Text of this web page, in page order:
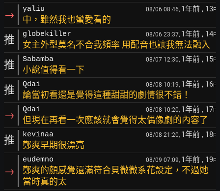
→ yaliu 08/06 08:46, 1年前 , 13F
中，雖然我也蠻愛看的
推 globekiller 08/06 23:37, 1年前 , 14F
女主外型莫名不合我頻率 用配音也讓我無法融入
推 Sabamba 08/07 12:30, 1年前 , 15F
小說值得看一下
推 Qdai 08/08 10:19, 1年前 , 16F
論當初看還是覺得這種甜甜的劇情很不錯！
→ Qdai 08/08 10:20, 1年前 , 17F
但現在再看一次應該就會覺得太偶像劇的內容了
推 kevinaa 08/08 21:20, 1年前 , 18F
鄭爽早期很漂亮
→
eudemno 08/09 07:09, 1年前 , 19F
鄭爽的顏感覺還滿符合貝微微系花設定，不過她
當時真的太